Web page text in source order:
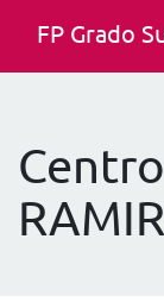
FP Grado